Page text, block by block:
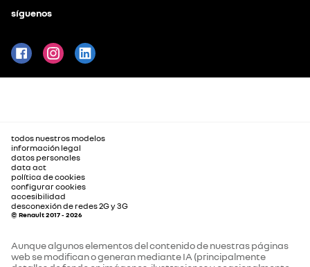
síguenos
todos nuestros modelos
información legal
datos personales
data act
política de cookies
configurar cookies
accesibilidad
desconexión de redes 2G y 3G
© Renault 2017 - 2026
Aunque algunos elementos del contenido de nuestras páginas
web se modifican o generan mediante IA (principalmente